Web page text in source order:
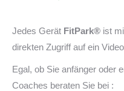
Jedes Gerät FitPark® ist
direkten Zugriff auf ein
Egal, ob Sie anfänger oder
Coaches beraten Sie bei :